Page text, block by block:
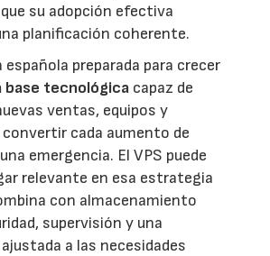
su adopción efectiva
planificación coherente.
española preparada para crecer
base tecnológica capaz de
ventas, equipos y
cada aumento de
emergencia. El VPS puede
relevante en esa estrategia
con almacenamiento
supervisión y una
a las necesidades